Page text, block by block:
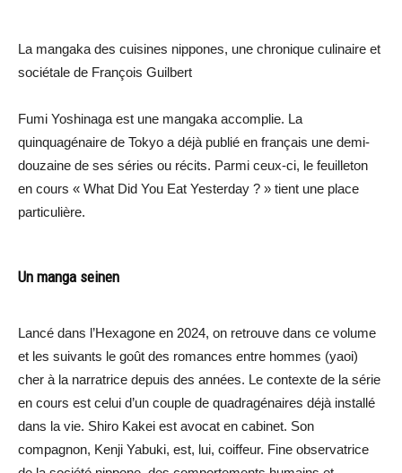
La mangaka des cuisines nippones, une chronique culinaire et
sociétale de François Guilbert
Fumi Yoshinaga est une mangaka accomplie. La
quinquagénaire de Tokyo a déjà publié en français une demi-
douzaine de ses séries ou récits. Parmi ceux-ci, le feuilleton
en cours « What Did You Eat Yesterday ? » tient une place
particulière.
Un manga seinen
Lancé dans l’Hexagone en 2024, on retrouve dans ce volume
et les suivants le goût des romances entre hommes (yaoi)
cher à la narratrice depuis des années. Le contexte de la série
en cours est celui d’un couple de quadragénaires déjà installé
dans la vie. Shiro Kakei est avocat en cabinet. Son
compagnon, Kenji Yabuki, est, lui, coiffeur. Fine observatrice